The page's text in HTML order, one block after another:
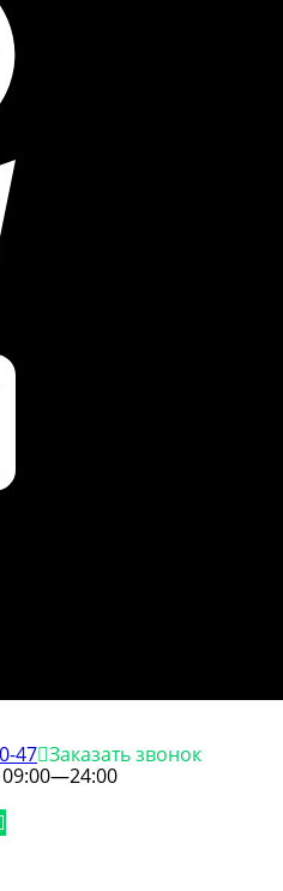
47 Заказать звонок